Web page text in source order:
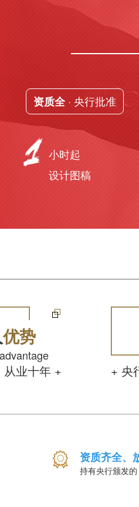
资质全· 央行批准
小时起
设计图稿
优势
业十年 + + 央
资质齐全、
持有央行颁发